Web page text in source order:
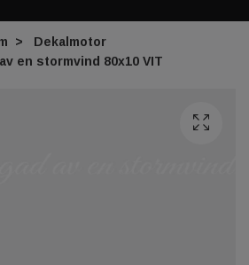
Dekalmotor
en stormvind 80x10 VIT